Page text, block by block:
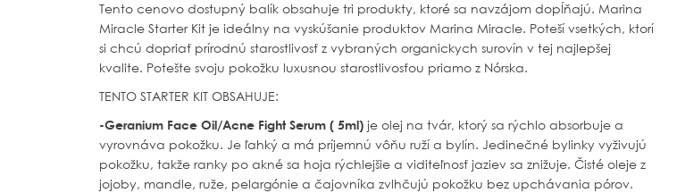
Tento cenovo dostupný balík obsahuje tri produkty, ktoré sa navzájom dopĺňajú. Marina
Miracle Starter Kit je ideálny na vyskúšanie produktov Marina Miracle. Poteší vsetkých, ktorí
si chcú dopriať prírodnú starostlivosť z vybraných organickych surovín v tej najlepšej
kvalite. Potešte svoju pokožku luxusnou starostlivosťou priamo z Nórska.
TENTO STARTER KIT OBSAHUJE:
-Geranium Face Oil/Acne Fight Serum ( 5ml)je olej na tvár, ktorý sa rýchlo absorbuje a
vyrovnáva pokožku. Je ľahký a má príjemnú vôňu ruží a bylín. Jedinečné bylinky vyživujú
pokožku, takže ranky po akné sa hoja rýchlejšie a viditeľnosť jaziev sa znižuje. Čisté oleje z
jojoby, mandle, ruže, pelargónie a čajovníka zvlhčujú pokožku bez upchávania pórov.